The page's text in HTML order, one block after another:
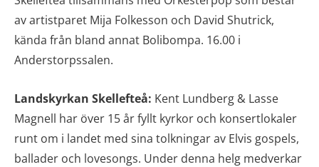
av artistparet Mija Folkesson och David Shutrick,
kända från bland annat Bolibompa. 16.00 i
Anderstorpssalen.
Landskyrkan Skellefteå: Kent Lundberg & Lasse
Magnell har över 15 år fyllt kyrkor och konsertlokaler
runt om i landet med sina tolkningar av Elvis gospels,
ballader och lovesongs. Under denna helg medverkar